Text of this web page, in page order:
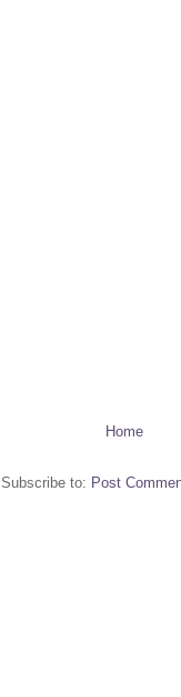
Home
Subscribe to: Post